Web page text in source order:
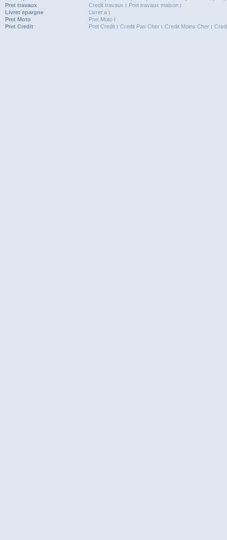
Pret travaux
Credit travaux
Pret travaux maison
Livret epargne
Livret a
Pret Moto
Pret Moto
Pret Credit
Pret Credit Credit Pas Cher Credit Moins Cher